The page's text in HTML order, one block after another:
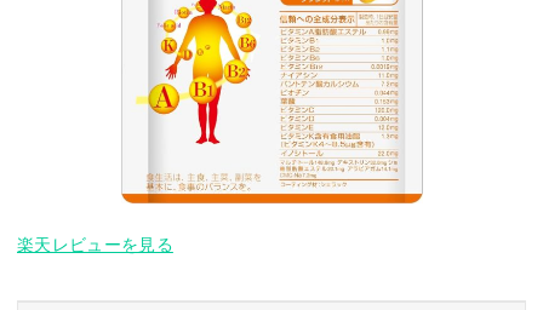
楽天レビューを見る